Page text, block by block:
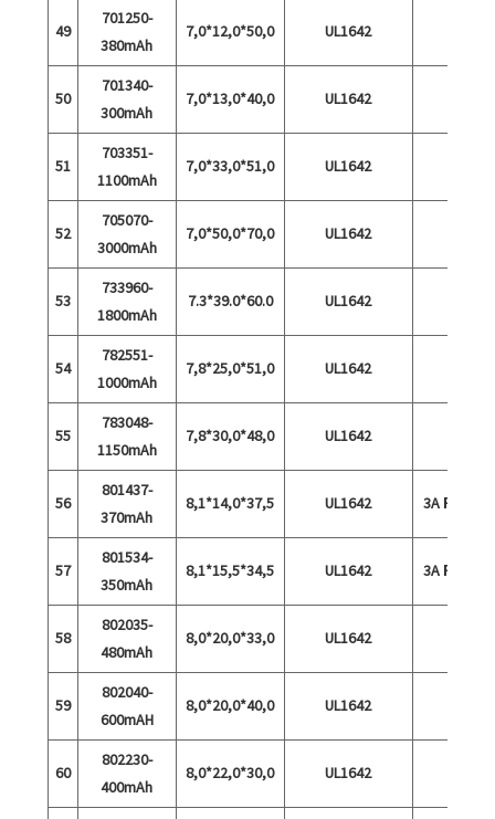
49
701250-
380mAh
7,0*12,0*50,0 UL1642
50
701340-
300mAh
7,0*13,0*40,0 UL1642
51
703351-
1100mAh
7,0*33,0*51,0 UL1642
52
705070-
3000mAh
7,0*50,0*70,0 UL1642
53
733960-
1800mAh
7.3*39.0*60.0 UL1642
54
782551-
1000mAh
7,8*25,0*51,0 UL1642
55
783048-
1150mAh
7,8*30,0*48,0 UL1642
56
801437-
370mAh
8,1*14,0*37,5 UL1642 3A
57
801534-
350mAh
8,1*15,5*34,5 UL1642 3A
58
802035-
480mAh
8,0*20,0*33,0 UL1642
59
802040-
600mAH
8,0*20,0*40,0 UL1642
60
802230-
400mAh
8,0*22,0*30,0 UL1642